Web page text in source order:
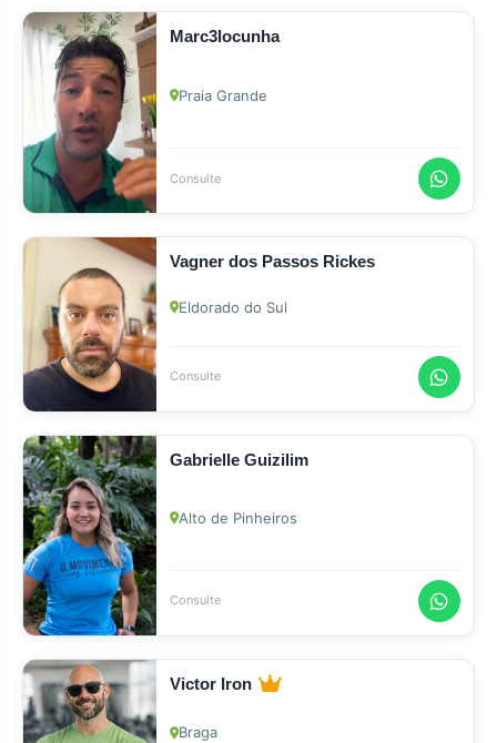
Marc3locunha
Praia Grande
Consulte
Vagner dos Passos Rickes
Eldorado do Sul
Consulte
Gabrielle Guizilim
Alto de Pinheiros
Consulte
Victor Iron
Braga